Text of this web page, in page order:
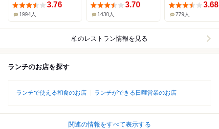
3.76
1994人
3.70
1430人
3.68
779人
柏のレストラン情報を見る
ランチのお店を探す
ランチで使える和食のお店 ランチができる日曜営業のお店
関連の情報をすべて表示する